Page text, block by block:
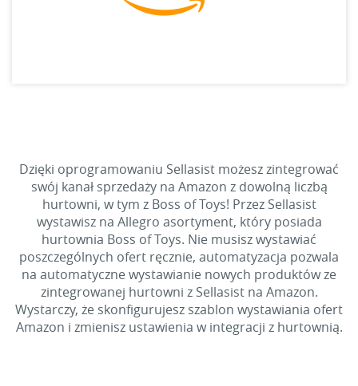
Dzięki oprogramowaniu Sellasist możesz zintegrować
swój kanał sprzedaży na Amazon z dowolną liczbą
hurtowni, w tym z Boss of Toys! Przez Sellasist
wystawisz na Allegro asortyment, który posiada
hurtownia Boss of Toys. Nie musisz wystawiać
poszczególnych ofert ręcznie, automatyzacja pozwala
na automatyczne wystawianie nowych produktów ze
zintegrowanej hurtowni z Sellasist na Amazon.
Wystarczy, że skonfigurujesz szablon wystawiania ofert
Amazon i zmienisz ustawienia w integracji z hurtownią.